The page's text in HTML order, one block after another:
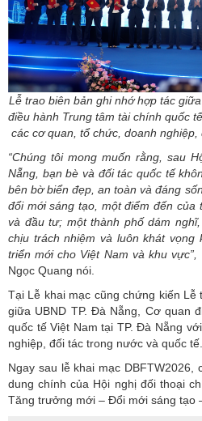
Lễ trao biên bản ghi nhớ hợp tác
điều hành Trung tâm tài chính quốc
các cơ quan, tổ chức, doanh
“Chúng tôi mong muốn rằng, sau
Nẵng, bạn bè và đối tác quốc tế
bên bờ biển đẹp, an toàn và đáng
đổi mới sáng tạo, một điểm đến của
và đầu tư; một thành phố dám
chịu trách nhiệm và luôn khát
triển mới cho Việt Nam và khu vực”,
Ngọc Quang nói.
Tại Lễ khai mạc cũng chứng kiến
giữa UBND TP. Đà Nẵng, Cơ quan
quốc tế Việt Nam tại TP. Đà Nẵng
nghiệp, đối tác trong nước và quốc tế.
Ngay sau lễ khai mạc DBFTW2026,
dung chính của Hội nghị đối thoại
Tăng trưởng mới – Đổi mới sáng tạo